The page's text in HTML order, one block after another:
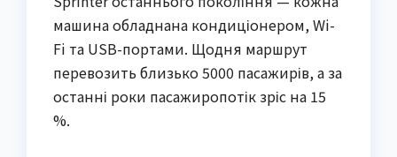
машина обладнана кондиціонером, Wi-
Fi та USB-портами. Щодня маршрут
перевозить близько 5000 пасажирів, а за
останні роки пасажиропотік зріс на 15
%.